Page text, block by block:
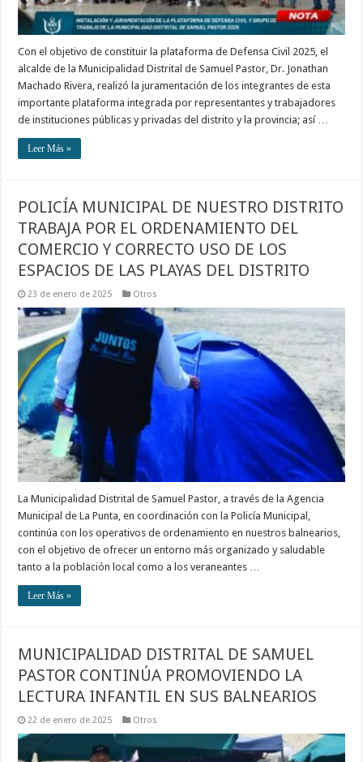
Con el objetivo de constituir la plataforma de Defensa Civil 2025, el
alcalde de la Municipalidad Distrital de Samuel Pastor, Dr. Jonathan
Machado Rivera, realizó la juramentación de los integrantes de esta
importante plataforma integrada por representantes y trabajadores
de instituciones públicas y privadas del distrito y la provincia; así …
Leer Más »
POLICÍA MUNICIPAL DE NUESTRO DISTRITO
TRABAJA POR EL ORDENAMIENTO DEL
COMERCIO Y CORRECTO USO DE LOS
ESPACIOS DE LAS PLAYAS DEL DISTRITO
23 de enero de 2025 Otros
La Municipalidad Distrital de Samuel Pastor, a través de la Agencia
Municipal de La Punta, en coordinación con la Policía Municipal,
continúa con los operativos de ordenamiento en nuestros balnearios,
con el objetivo de ofrecer un entorno más organizado y saludable
tanto a la población local como a los veraneantes …
Leer Más »
MUNICIPALIDAD DISTRITAL DE SAMUEL
PASTOR CONTINÚA PROMOVIENDO LA
LECTURA INFANTIL EN SUS BALNEARIOS
22 de enero de 2025 Otros